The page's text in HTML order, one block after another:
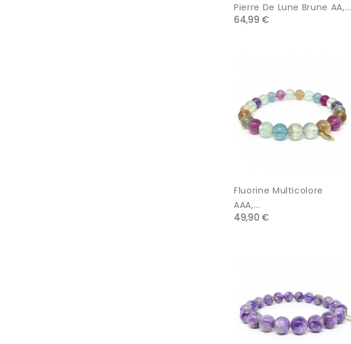
Pierre De Lune Brune AA,...
64,99 €
Fluorine Multicolore
AAA,...
49,90 €